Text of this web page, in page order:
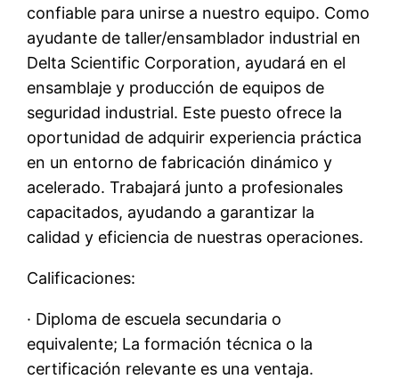
confiable para unirse a nuestro equipo. Como
ayudante de taller/ensamblador industrial en
Delta Scientific Corporation, ayudará en el
ensamblaje y producción de equipos de
seguridad industrial. Este puesto ofrece la
oportunidad de adquirir experiencia práctica
en un entorno de fabricación dinámico y
acelerado. Trabajará junto a profesionales
capacitados, ayudando a garantizar la
calidad y eficiencia de nuestras operaciones.
Calificaciones:
· Diploma de escuela secundaria o
equivalente; La formación técnica o la
certificación relevante es una ventaja.